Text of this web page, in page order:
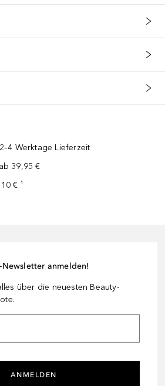
Werktage Lieferzeit
39,95 €
€ ¹
anmelden!
über die neuesten Beauty-
ANMELDEN